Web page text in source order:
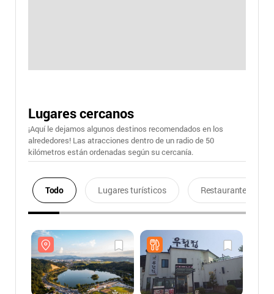
Lugares cercanos
¡Aquí le dejamos algunos destinos recomendados en los
alrededores! Las atracciones dentro de un radio de 50
kilómetros están ordenadas según su cercanía.
Todo Lugares turísticos Restaurantes